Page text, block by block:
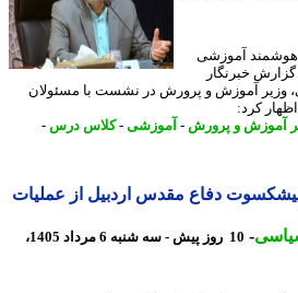
آموزشی
خبرنگار
آموزش و پرورش در نشست با مسئولان
کرد:
و پرورش-آموزشی -کلاس درس-
دفاع مقدس اردبیل از عملیات
-
10 روز پیش - سه شنبه 6 مرداد 1405،